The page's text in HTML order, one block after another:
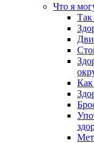
Что я
Так
Как